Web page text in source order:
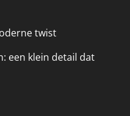
twist
een klein detail dat